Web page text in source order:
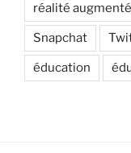
réalité
Snapchat
éducation